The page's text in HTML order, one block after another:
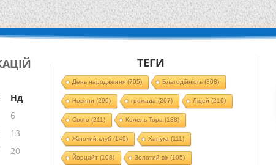
Нд
6
13
20
ТЕГИ
День народження(705) Благодійність(308)
Новини (299) громада (267) Ліцей (216)
Свято (211) Колель Тора (188)
Жіночий клуб (149) Ханука (111)
Йорцайт (108) Золотий вік(105)